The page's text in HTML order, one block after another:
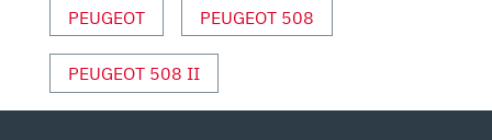
YOUTUBE
ANZEIGEN
PEUGEOT PEUGEOT 508
PEUGEOT 508 II